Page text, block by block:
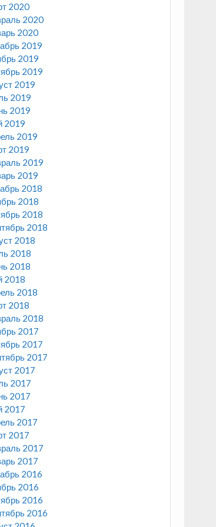
2020
2020
2020
2019
2019
2019
2019
2019
2019
2019
2019
2019
2019
2019
2018
2018
2018
2018
2018
2018
2018
2018
2018
2018
2018
2017
2017
2017
2017
2017
2017
2017
2017
2017
2017
2017
2016
2016
2016
2016